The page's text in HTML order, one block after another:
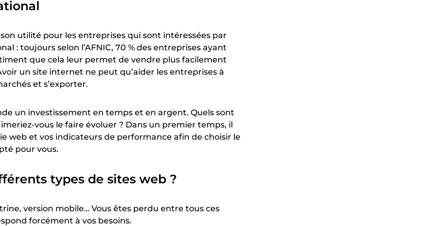
utilité pour les entreprises qui sont intéressées par
: toujours selon l’AFNIC, 70 % des entreprises ayant
que cela leur permet de vendre plus facilement
un site internet ne peut qu’aider les entreprises à
et s’exporter.
un investissement en temps et en argent. Quels sont
vous le faire évoluer ? Dans un premier temps, il
web et vos indicateurs de performance afin de choisir le
pour vous.
types de sites web ?
version mobile… Vous êtes perdu entre tous ces
forcément à vos besoins.